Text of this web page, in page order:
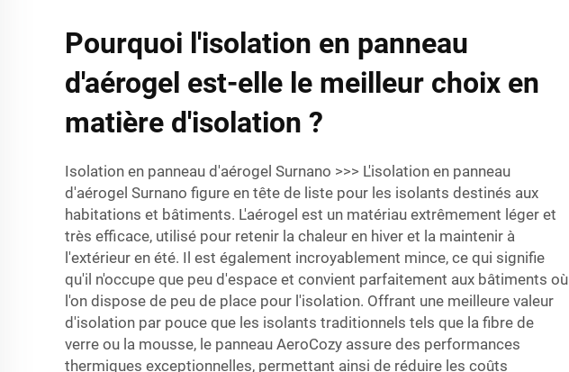
Pourquoi l'isolation en panneau
d'aérogel est-elle le meilleur choix en
matière d'isolation ?
Isolation en panneau d'aérogel Surnano >>> L'isolation en panneau
d'aérogel Surnano figure en tête de liste pour les isolants destinés aux
habitations et bâtiments. L'aérogel est un matériau extrêmement léger et
très efficace, utilisé pour retenir la chaleur en hiver et la maintenir à
l'extérieur en été. Il est également incroyablement mince, ce qui signifie
qu'il n'occupe que peu d'espace et convient parfaitement aux bâtiments où
l'on dispose de peu de place pour l'isolation. Offrant une meilleure valeur
d'isolation par pouce que les isolants traditionnels tels que la fibre de
verre ou la mousse, le panneau AeroCozy assure des performances
thermiques exceptionnelles, permettant ainsi de réduire les coûts